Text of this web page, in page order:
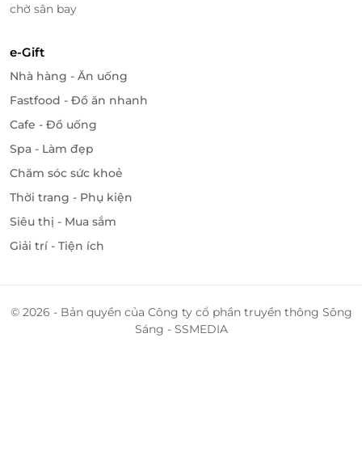
chờ sân bay
e-Gift
Nhà hàng - Ăn uống
Fastfood - Đồ ăn nhanh
Cafe - Đồ uống
Spa - Làm đẹp
Chăm sóc sức khoẻ
Thời trang - Phụ kiện
Siêu thị - Mua sắm
Giải trí - Tiện ích
© 2026 - Bản quyền của Công ty cổ phần truyền thông Sông
Sáng - SSMEDIA